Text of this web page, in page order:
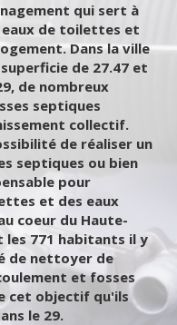
qui sert à
de toilettes et
Dans la ville
de 27.47 et
de nombreux
septiques
collectif.
de réaliser un
septiques ou bien
pour
et des eaux
coeur du Haute-
les 771 habitants il y
de nettoyer de
et fosses
cet objectif qu'ils
le 29.